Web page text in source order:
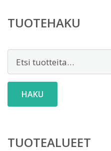
TUOTEHAKU
HAKU
TUOTEALUEET